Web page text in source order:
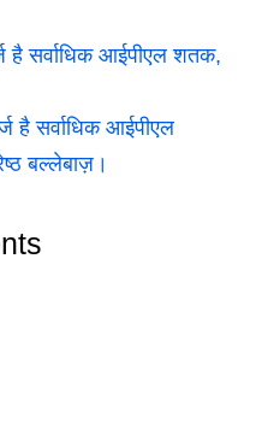
है सर्वाधिक आईपीएल शतक,
है सर्वाधिक आईपीएल
बल्लेबाज़।